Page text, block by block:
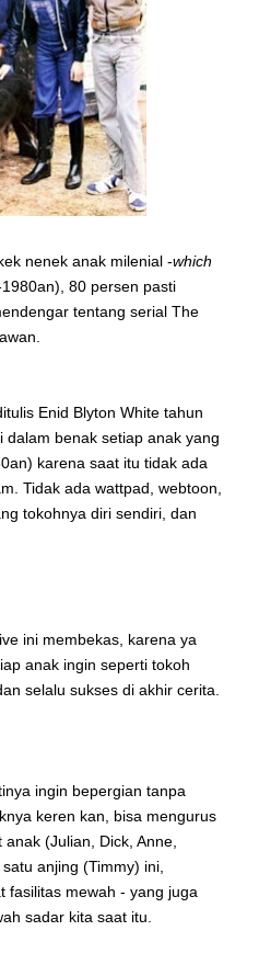
nenek anak milenial -which
80 persen pasti
tentang serial The
Enid Blyton White tahun
dalam benak setiap anak yang
karena saat itu tidak ada
Tidak ada wattpad, webtoon,
tokohnya diri sendiri, dan
ini membekas, karena ya
anak ingin seperti tokoh
selalu sukses di akhir cerita.
ingin bepergian tanpa
keren kan, bisa mengurus
(Julian, Dick, Anne,
anjing (Timmy) ini,
fasilitas mewah - yang juga
sadar kita saat itu.